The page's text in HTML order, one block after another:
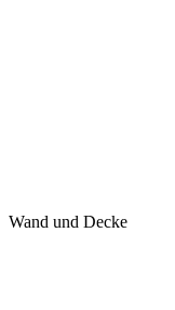
Wand und Decke